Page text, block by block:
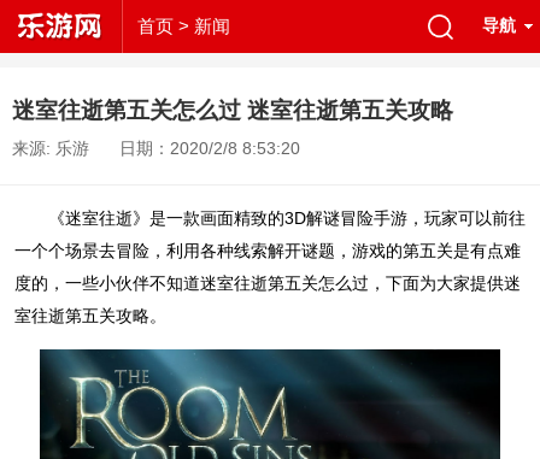
首页 > 新闻 导航
迷室往逝第五关怎么过 迷室往逝第五关攻略
来源: 乐游 日期：2020/2/8 8:53:20
《迷室往逝》是一款画面精致的3D解谜冒险手游，玩家可以前往
一个个场景去冒险，利用各种线索解开谜题，游戏的第五关是有点难
度的，一些小伙伴不知道迷室往逝第五关怎么过，下面为大家提供迷
室往逝第五关攻略。